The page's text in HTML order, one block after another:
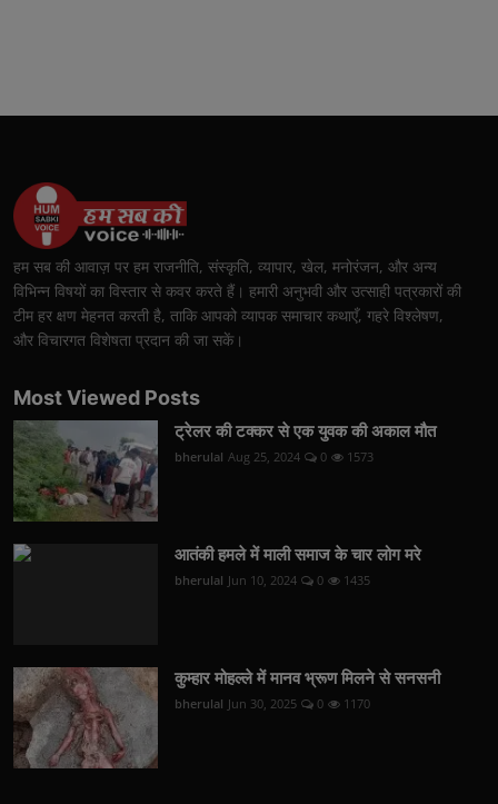
हम सब की आवाज़ पर हम राजनीति, संस्कृति, व्यापार, खेल, मनोरंजन, और अन्य
विभिन्न विषयों का विस्तार से कवर करते हैं। हमारी अनुभवी और उत्साही पत्रकारों की
टीम हर क्षण मेहनत करती है, ताकि आपको व्यापक समाचार कथाएँ, गहरे विश्लेषण,
और विचारगत विशेषता प्रदान की जा सकें।
Most Viewed Posts
ट्रेलर की टक्कर से एक युवक की अकाल मौत
bherulal Aug 25, 2024 0 1573
आतंकी हमले में माली समाज के चार लोग मरे
bherulal Jun 10, 2024 0 1435
कुम्हार मोहल्ले में मानव भ्रूण मिलने से सनसनी
bherulal Jun 30, 2025 0 1170